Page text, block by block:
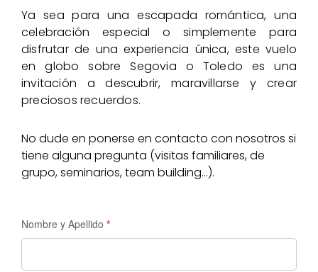
Ya sea para una escapada romántica, una
celebración especial o simplemente para
disfrutar de una experiencia única, este vuelo
en globo sobre Segovia o Toledo es una
invitación a descubrir, maravillarse y crear
preciosos recuerdos.
No dude en ponerse en contacto con nosotros si
tiene alguna pregunta (visitas familiares, de
grupo, seminarios, team building…).
de
Nombre y Apellido *